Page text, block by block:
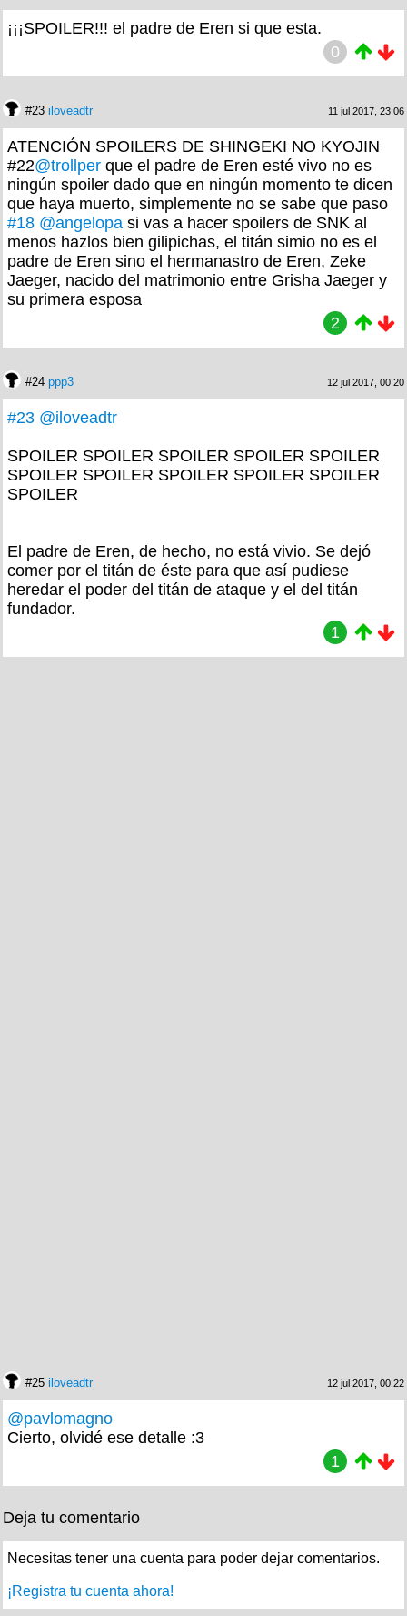
¡¡¡SPOILER!!! el padre de Eren si que esta.
0
#23 iloveadtr 11 jul 2017, 23:06
ATENCIÓN SPOILERS DE SHINGEKI NO KYOJIN
#22@trollper que el padre de Eren esté vivo no es
ningún spoiler dado que en ningún momento te dicen
que haya muerto, simplemente no se sabe que paso
#18 @angelopa si vas a hacer spoilers de SNK al
menos hazlos bien gilipichas, el titán simio no es el
padre de Eren sino el hermanastro de Eren, Zeke
Jaeger, nacido del matrimonio entre Grisha Jaeger y
su primera esposa
2
#24 ppp3 12 jul 2017, 00:20
#23 @iloveadtr
SPOILER SPOILER SPOILER SPOILER SPOILER
SPOILER SPOILER SPOILER SPOILER SPOILER
SPOILER
El padre de Eren, de hecho, no está vivio. Se dejó
comer por el titán de éste para que así pudiese
heredar el poder del titán de ataque y el del titán
fundador.
1
#25 iloveadtr 12 jul 2017, 00:22
@pavlomagno
Cierto, olvidé ese detalle :3
1
Deja tu comentario
Necesitas tener una cuenta para poder dejar comentarios.
¡Registra tu cuenta ahora!